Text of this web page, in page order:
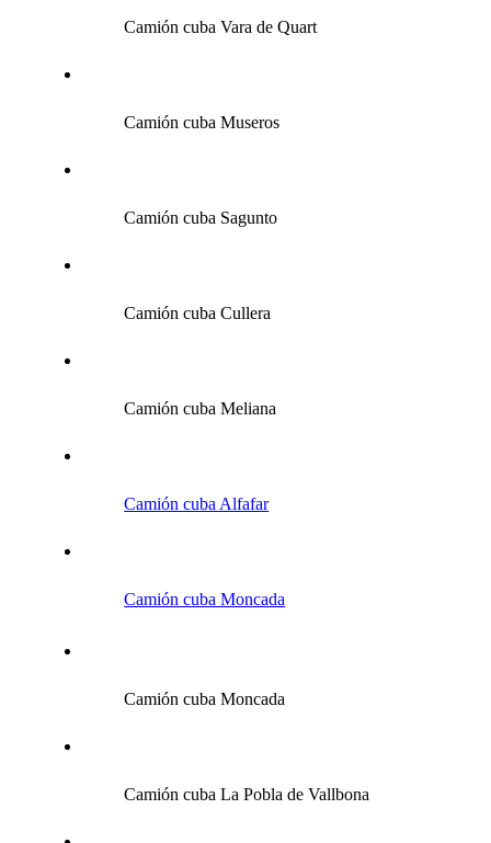
Camión cuba Vara de Quart
Camión cuba Museros
Camión cuba Sagunto
Camión cuba Cullera
Camión cuba Meliana
Camión cuba Alfafar
Camión cuba Moncada
Camión cuba Moncada
Camión cuba La Pobla de Vallbona